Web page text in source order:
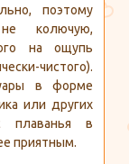
поэтому
колючую,
на ощупь
чистого).
в форме
или других
плаванья в
приятным.